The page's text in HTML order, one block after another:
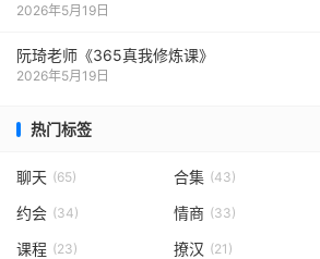
2026年5月19日
阮琦老师《365真我修炼课》
2026年5月19日
热门标签
聊天 (65) 合集 (43)
约会 (34) 情商 (33)
课程 (23) 撩汉 (21)